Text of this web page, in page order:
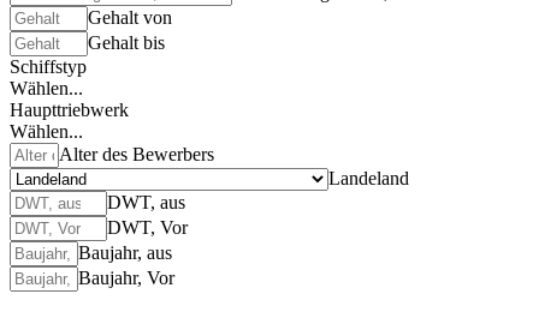
Gehalt von
Gehalt bis
Schiffstyp
Wählen...
Haupttriebwerk
Wählen...
Alter des Bewerbers
Landeland
DWT, aus
DWT, Vor
Baujahr, aus
Baujahr, Vor